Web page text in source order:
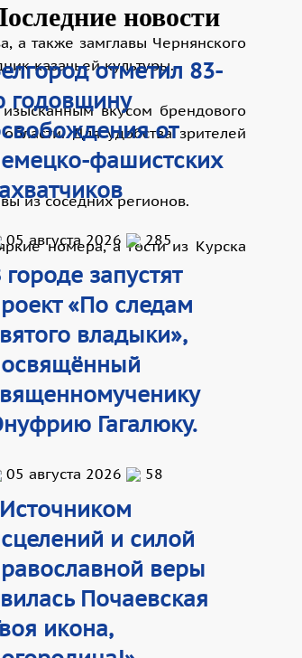
а также замглавы Чернянского
казачьей культуры.
вкусом брендового
Для удобства зрителей
из соседних регионов.
номера, а гости из Курска
новости
отметил 83-
годовщину
от
фашистских
05 августа 2026 285
городе запустят
«По следам
владыки»,
Гагалюку.
05 августа 2026 58
и силой
веры
Почаевская
икона,